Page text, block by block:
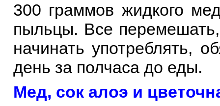
300 граммов жидкого
пыльцы. Все
начинать употреблять,
день за полчаса до еды.
Мед, сок алоэ и